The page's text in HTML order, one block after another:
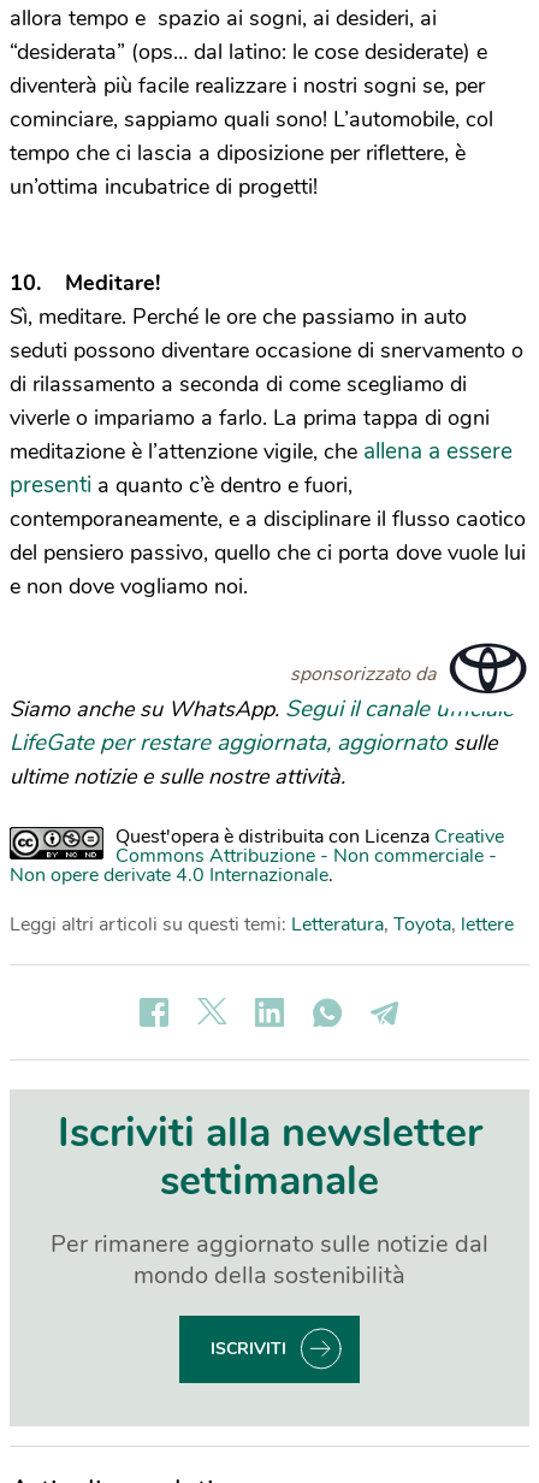
allora tempo e spazio ai sogni, ai desideri, ai
“desiderata” (ops… dal latino: le cose desiderate) e
diventerà più facile realizzare i nostri sogni se, per
cominciare, sappiamo quali sono! L’automobile, col
tempo che ci lascia a diposizione per riflettere, è
un’ottima incubatrice di progetti!
10. Meditare!
Sì, meditare. Perché le ore che passiamo in auto
seduti possono diventare occasione di snervamento o
di rilassamento a seconda di come scegliamo di
viverle o impariamo a farlo. La prima tappa di ogni
meditazione è l’attenzione vigile, che allena a essere
presenti a quanto c’è dentro e fuori,
contemporaneamente, e a disciplinare il flusso caotico
del pensiero passivo, quello che ci porta dove vuole lui
e non dove vogliamo noi.
sponsorizzato da
Siamo anche su WhatsApp. Segui il canale ufficiale
LifeGate per restare aggiornata, aggiornato sulle
ultime notizie e sulle nostre attività.
Quest'opera è distribuita con Licenza Creative
Commons Attribuzione - Non commerciale -
Non opere derivate 4.0 Internazionale.
Leggi altri articoli su questi temi: Letteratura, Toyota, lettere
Iscriviti alla newsletter
settimanale
Per rimanere aggiornato sulle notizie dal
mondo della sostenibilità
ISCRIVITI